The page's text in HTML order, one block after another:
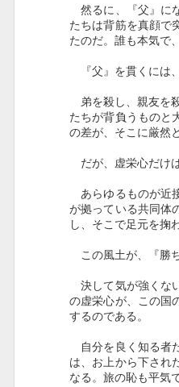
然るに、『父』に
たちは背筋を真顔で
たのだ。誰も本気で
『父』を貫くには
弟を殺し、親友を
たちが背負うものと
の差が、そこに厳然
だが、虚栄心だけ
あらゆるものが近
が拠っている共同体
し、そこで足元を掬
この風土が、『勝
決して気が強くな
の虚栄心が、この国
するのである。
自分を良く知る者
は、お上から下され
なる。旅の恥も平気
連作小説（３） 死の
谷の畔にて
私はかつて一度、自死の恐怖の前